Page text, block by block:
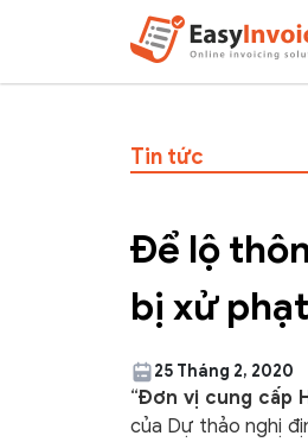
Tin tức
Để lộ
bị xử phạt
25 Tháng 2, 2020
“Đơn vị cung cấp
của Dự thảo nghị